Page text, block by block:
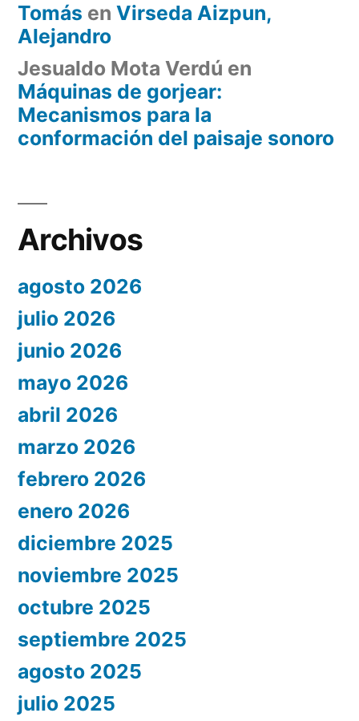
Tomás en Virseda Aizpun,
Alejandro
Jesualdo Mota Verdú en
Máquinas de gorjear:
Mecanismos para la
conformación del paisaje sonoro
Archivos
agosto 2026
julio 2026
junio 2026
mayo 2026
abril 2026
marzo 2026
febrero 2026
enero 2026
diciembre 2025
noviembre 2025
octubre 2025
septiembre 2025
agosto 2025
julio 2025